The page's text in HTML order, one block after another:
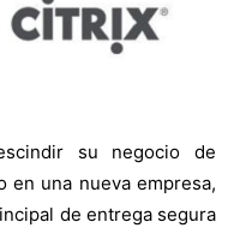
su negocio de
en una nueva empresa,
de entrega segura